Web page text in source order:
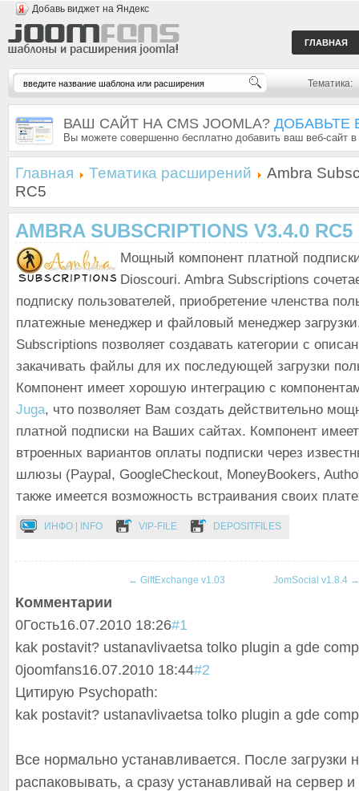
Добавь виджет на Яндекс
ГЛАВНАЯ
Тематика:
ВАШ САЙТ НА CMS JOOMLA? ДОБАВЬТЕ
Вы можете совершенно бесплатно добавить ваш веб-сайт
Главная Тематика расширений
Ambra
RC5
AMBRA SUBSCRIPTIONS V3.4.0 RC5
Мощный компонент платной
Dioscouri. Ambra Subscriptions
подписку пользователей, приобретение членства
платежные менеджер и файловый менеджер
Subscriptions позволяет создавать категории с
закачивать файлы для их последующей загрузки
Компонент имеет хорошую интеграцию с
Juga, что позволяет Вам создать действительно
платной подписки на Ваших сайтах. Компонент
втроенных вариантов оплаты подписки через
шлюзы (Paypal, GoogleCheckout, MoneyBookers,
также имеется возможность встраивания своих
ИНФО | INFO VIP-FILE DEPOSITFILES
← GiftExchange v1.03 JomSocial v1.8.4 →
Комментарии
0Гость16.07.2010 18:26#1
kak postavit? ustanavlivaetsa tolko plugin a gde
0joomfans16.07.2010 18:44#2
Цитирую Psychopath:
kak postavit? ustanavlivaetsa tolko plugin a gde
Все нормально устанавливается. После загрузки
распаковывать, а сразу устанавливай на сервер